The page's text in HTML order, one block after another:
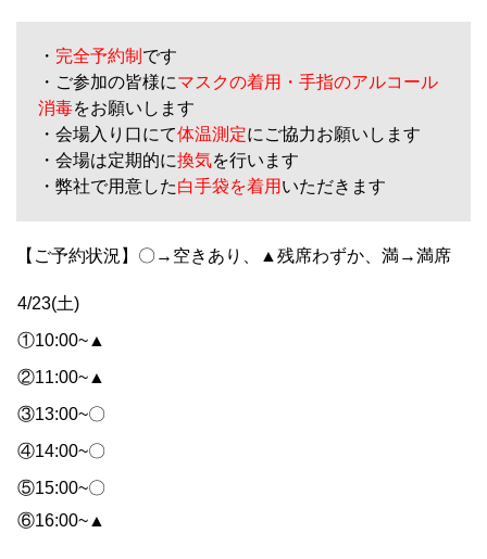
・ 完全予約制 です
・ご参加の皆様にマスクの着用・手指のアルコール
消毒をお願いします
・会場入り口にて体温測定にご協力お願いします
・会場は定期的に換気を行います
・弊社で用意した白手袋を着用 いただきます
【ご予約状況】 〇→空きあり、▲残席わずか、満→満席
4/23(土)
①10:00~▲
②11:00~▲
③13:00~〇
④14:00~〇
⑤15:00~〇
⑥16:00~▲